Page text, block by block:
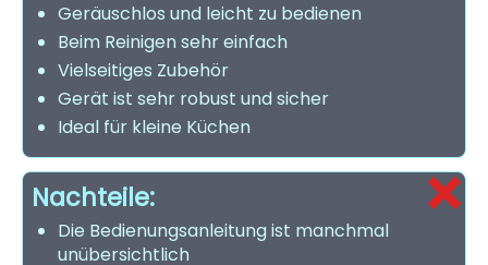
Geräuschlos und leicht zu bedienen
Beim Reinigen sehr einfach
Vielseitiges Zubehör
Gerät ist sehr robust und sicher
Ideal für kleine Küchen
Nachteile:
Die Bedienungsanleitung ist manchmal
unübersichtlich